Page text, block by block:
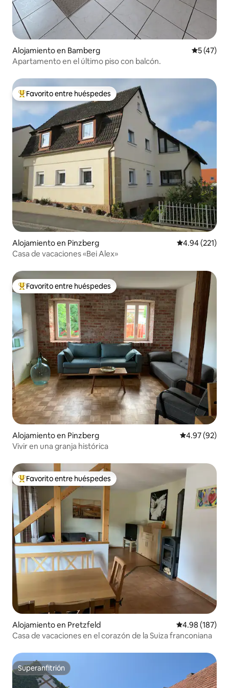
Alojamiento en Bamberg
5 (47)
Apartamento en el último piso con balcón.
Favorito entre huéspedes preferido
Favorito entre huéspedes
Alojamiento en Pinzberg Calificación
4.94 (221)
Casa de vacaciones «Bei Alex»
Favorito entre huéspedes preferido
Favorito entre huéspedes
Alojamiento en Pinzberg Calificación
4.97 (92)
Vivir en una granja histórica
Favorito entre huéspedes preferido
Favorito entre huéspedes
Alojamiento en Pretzfeld Calificación
4.98 (187)
Casa de vacaciones en el corazón de la Suiza franconiana
Superanfitrión
Superanfitrión